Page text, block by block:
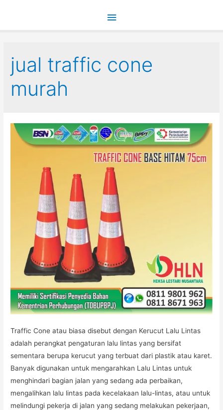
Main
jual traffic cone
murah
Traffic Cone atau biasa disebut dengan Kerucut Lalu Lintas
adalah perangkat pengaturan lalu lintas yang bersifat
sementara berupa kerucut yang terbuat dari plastik atau karet.
Banyak digunakan untuk mengarahkan Lalu Lintas untuk
menghindari bagian jalan yang sedang ada perbaikan,
mengalihkan lalu lintas pada kecelakaan lalu-lintas, atau untuk
melindungi pekerja di jalan yang sedang melakukan pekerjaan,